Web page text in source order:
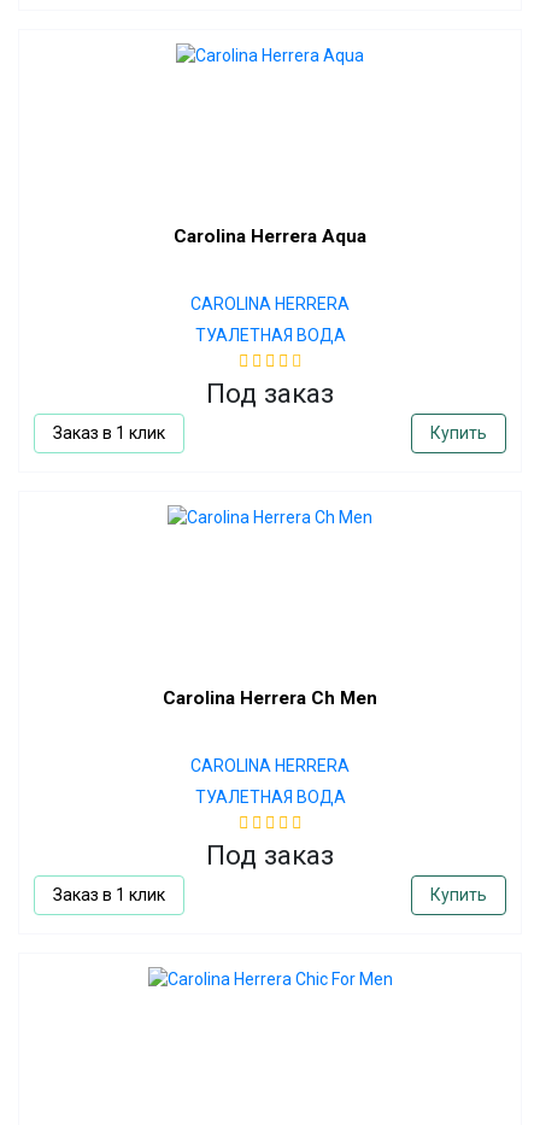
Carolina Herrera Aqua
CAROLINA HERRERA
ТУАЛЕТНАЯ ВОДА
Под заказ
Заказ в 1 клик Купить
Carolina Herrera Ch Men
CAROLINA HERRERA
ТУАЛЕТНАЯ ВОДА
Под заказ
Заказ в 1 клик Купить